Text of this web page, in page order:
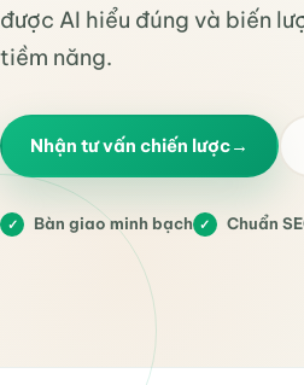
được AI hiểu đúng và biến
tiềm năng.
Nhận tư vấn chiến lược→
✓ Bàn giao minh bạch ✓ Chuẩn